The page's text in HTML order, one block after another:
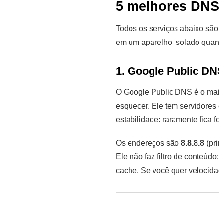
5 melhores
Todos os serviços abaixo
em um aparelho isolado
1. Google Public
O Google Public DNS é o
esquecer. Ele tem
estabilidade: raramente fica
Os endereços são 8.8.8.8
Ele não faz filtro de
cache. Se você quer